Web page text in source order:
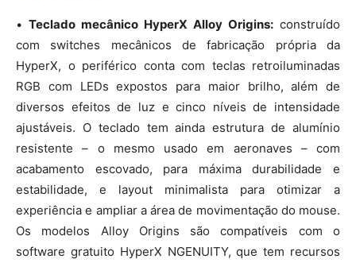
• Teclado mecânico HyperX Alloy Origins: construído
com switches mecânicos de fabricação própria da
HyperX, o periférico conta com teclas retroiluminadas
RGB com LEDs expostos para maior brilho, além de
diversos efeitos de luz e cinco níveis de intensidade
ajustáveis. O teclado tem ainda estrutura de alumínio
resistente – o mesmo usado em aeronaves – com
acabamento escovado, para máxima durabilidade e
estabilidade, e layout minimalista para otimizar a
experiência e ampliar a área de movimentação do mouse.
Os modelos Alloy Origins são compatíveis com o
software gratuito HyperX NGENUITY, que tem recursos